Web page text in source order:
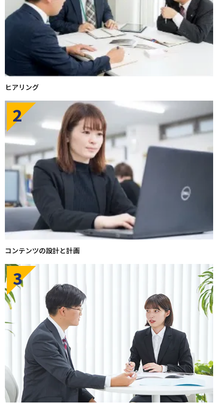
ヒアリング
2
コンテンツの設計と計画
3